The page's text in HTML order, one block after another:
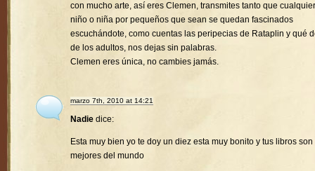
con mucho arte, así eres Clemen, transmites tanto que cualquier
niño o niña por pequeños que sean se quedan fascinados
escuchándote, como cuentas las peripecias de Rataplin y qué
de los adultos, nos dejas sin palabras.
Clemen eres única, no cambies jamás.
marzo 7th, 2010 at 14:21
Nadie dice:
Esta muy bien yo te doy un diez esta muy bonito y tus libros son
mejores del mundo